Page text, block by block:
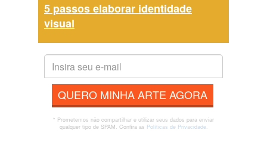
5 passos elaborar identidade
visual
QUERO MINHA ARTE AGORA
* Prometemos não compartilhar e utilizar seus dados para enviar
qualquer tipo de SPAM. Confira as Políticas de Privacidade.